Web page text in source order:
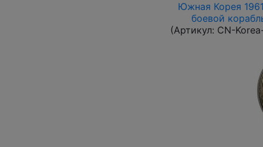
Южная Корея
боевой
(Артикул: CN-